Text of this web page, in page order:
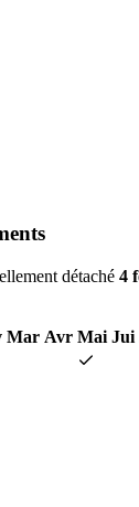
détaché 4
Mar Avr Mai Jui